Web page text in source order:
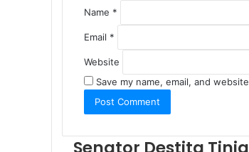
Name *
Email *
Website
Save my name, email, and